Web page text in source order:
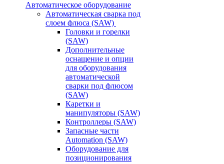
Автоматическое оборудование
Автоматическая сварка под
слоем флюса (SAW)
Головки и горелки
(SAW)
Дополнительные
оснащение и опции
для оборудования
автоматической
сварки под флюсом
(SAW)
Каретки и
манипуляторы (SAW)
Контроллеры (SAW)
Запасные части
Automation (SAW)
Оборудование для
позиционирования